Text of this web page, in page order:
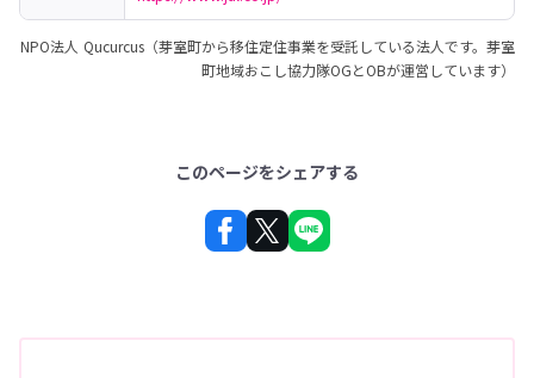
NPO法人 Qucurcus（芽室町から移住定住事業を受託している法人です。芽室
町地域おこし協力隊OGとOBが運営しています）
このページをシェアする